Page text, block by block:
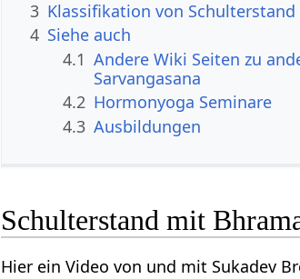
3 Klassifikation von
4 Siehe auch
4.1 Andere Wiki Seiten zu
Sarvangasana
4.2 Hormonyoga Seminare
4.3 Ausbildungen
Schulterstand mit
Hier ein Video von und mit Sukadev